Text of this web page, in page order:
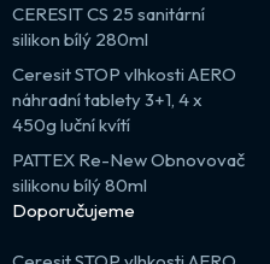
CERESIT CS 25 sanitární
silikon bílý 280ml
Ceresit STOP vlhkosti AERO
náhradní tablety 3+1, 4 x
450g luční kvítí
PATTEX Re-New Obnovovač
silikonu bílý 80ml
Doporučujeme